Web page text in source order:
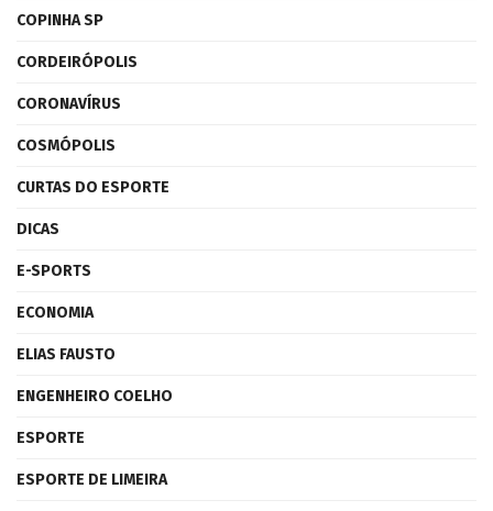
COPINHA SP
CORDEIRÓPOLIS
CORONAVÍRUS
COSMÓPOLIS
CURTAS DO ESPORTE
DICAS
E-SPORTS
ECONOMIA
ELIAS FAUSTO
ENGENHEIRO COELHO
ESPORTE
ESPORTE DE LIMEIRA